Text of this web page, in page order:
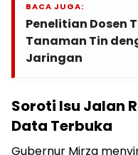
BACA JUGA:
Penelitian Dosen
Tanaman Tin
Jaringan
Soroti Isu Jalan
Data Terbuka
Gubernur Mirza